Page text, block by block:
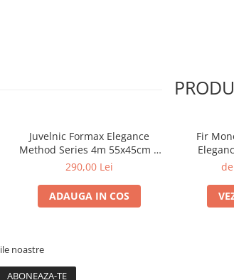
Juvelnic Formax Elegance
Method Series 4m 55x45cm |
Formax
290,00 Lei
ADAUGA IN COS
Fir
Distance
noastre